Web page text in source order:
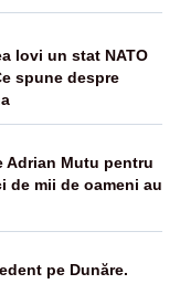
lovi un stat NATO
spune despre
Adrian Mutu pentru
de mii de oameni au
pe Dunăre.